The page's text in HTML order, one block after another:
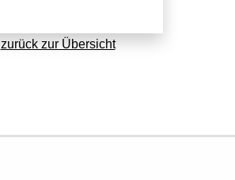
zurück zur Übersicht